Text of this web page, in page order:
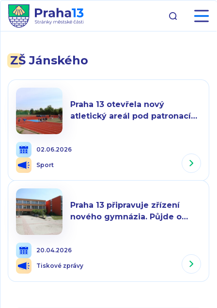
ZŠ Jánského
Praha 13 otevřela nový
atletický areál pod patronací
02.06.2026
Sport
Praha 13 připravuje zřízení
nového gymnázia. Půjde o
hlavním městě
20.04.2026
Tiskové zprávy